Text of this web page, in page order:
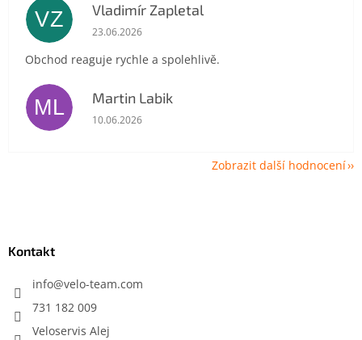
VZ Vladimír Zapletal
Hodnocení obchodu je 5 z 5 hvězdiček.
23.06.2026
Obchod reaguje rychle a spolehlivě.
ML Martin Labik
Hodnocení obchodu je 5 z 5 hvězdiček.
10.06.2026
Zobrazit další hodnocení
Kontakt
info@velo-team.com
731 182 009
Veloservis Alej